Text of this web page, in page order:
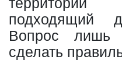
подходящий
Вопрос
сделать